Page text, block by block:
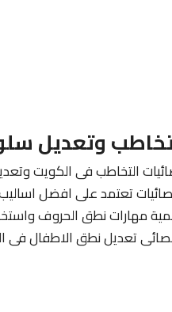
وتعديل
التخاطب فى الكويت
تعتمد على افضل
مهارات نطق الحروف
تعديل نطق الاطفال فى